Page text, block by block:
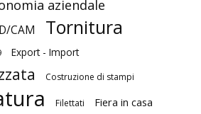
aziendale
CAM Tornitura
Export - Import
Costruzione di stampi
Filettati Fiera in casa